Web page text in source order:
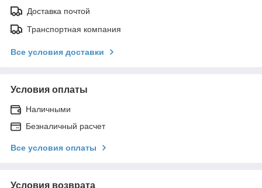
Доставка почтой
Транспортная компания
Все условия доставки
Условия оплаты
Наличными
Безналичный расчет
Все условия оплаты
Условия возврата